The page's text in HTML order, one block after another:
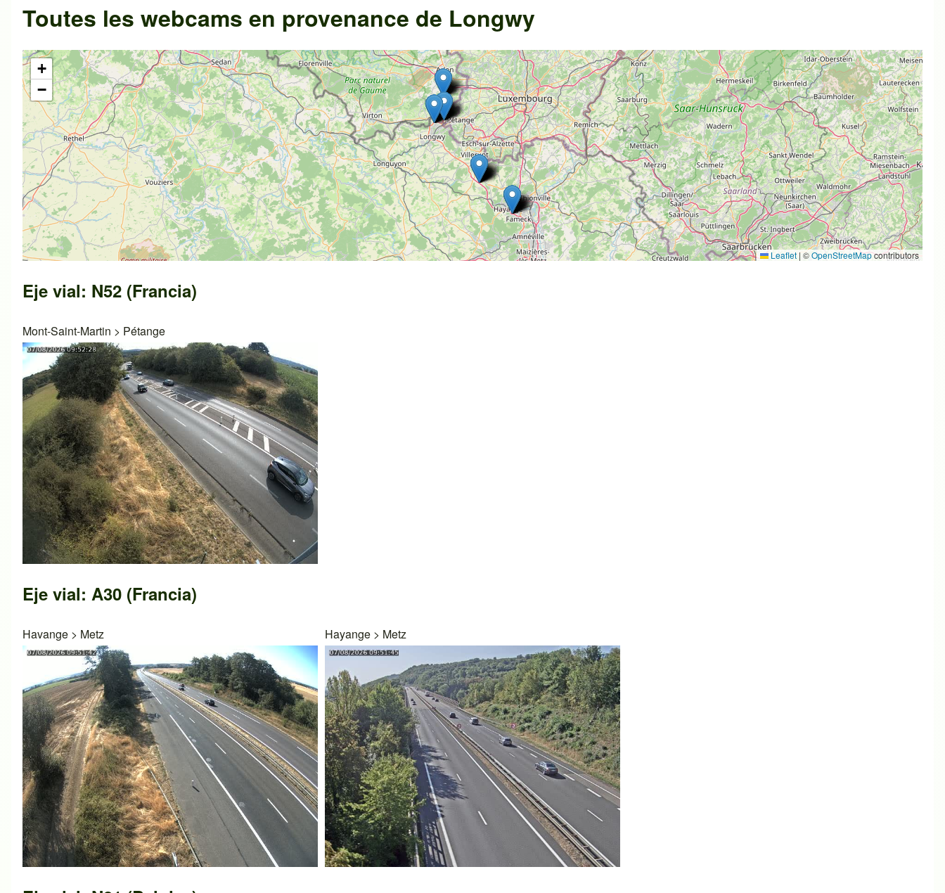
Toutes les webcams en provenance de Longwy
+
−
Leaflet | ©OpenStreetMapcontributors
Eje vial: N52 (Francia)
Mont-Saint-Martin > Pétange
Eje vial: A30 (Francia)
Havange > Metz Hayange > Metz